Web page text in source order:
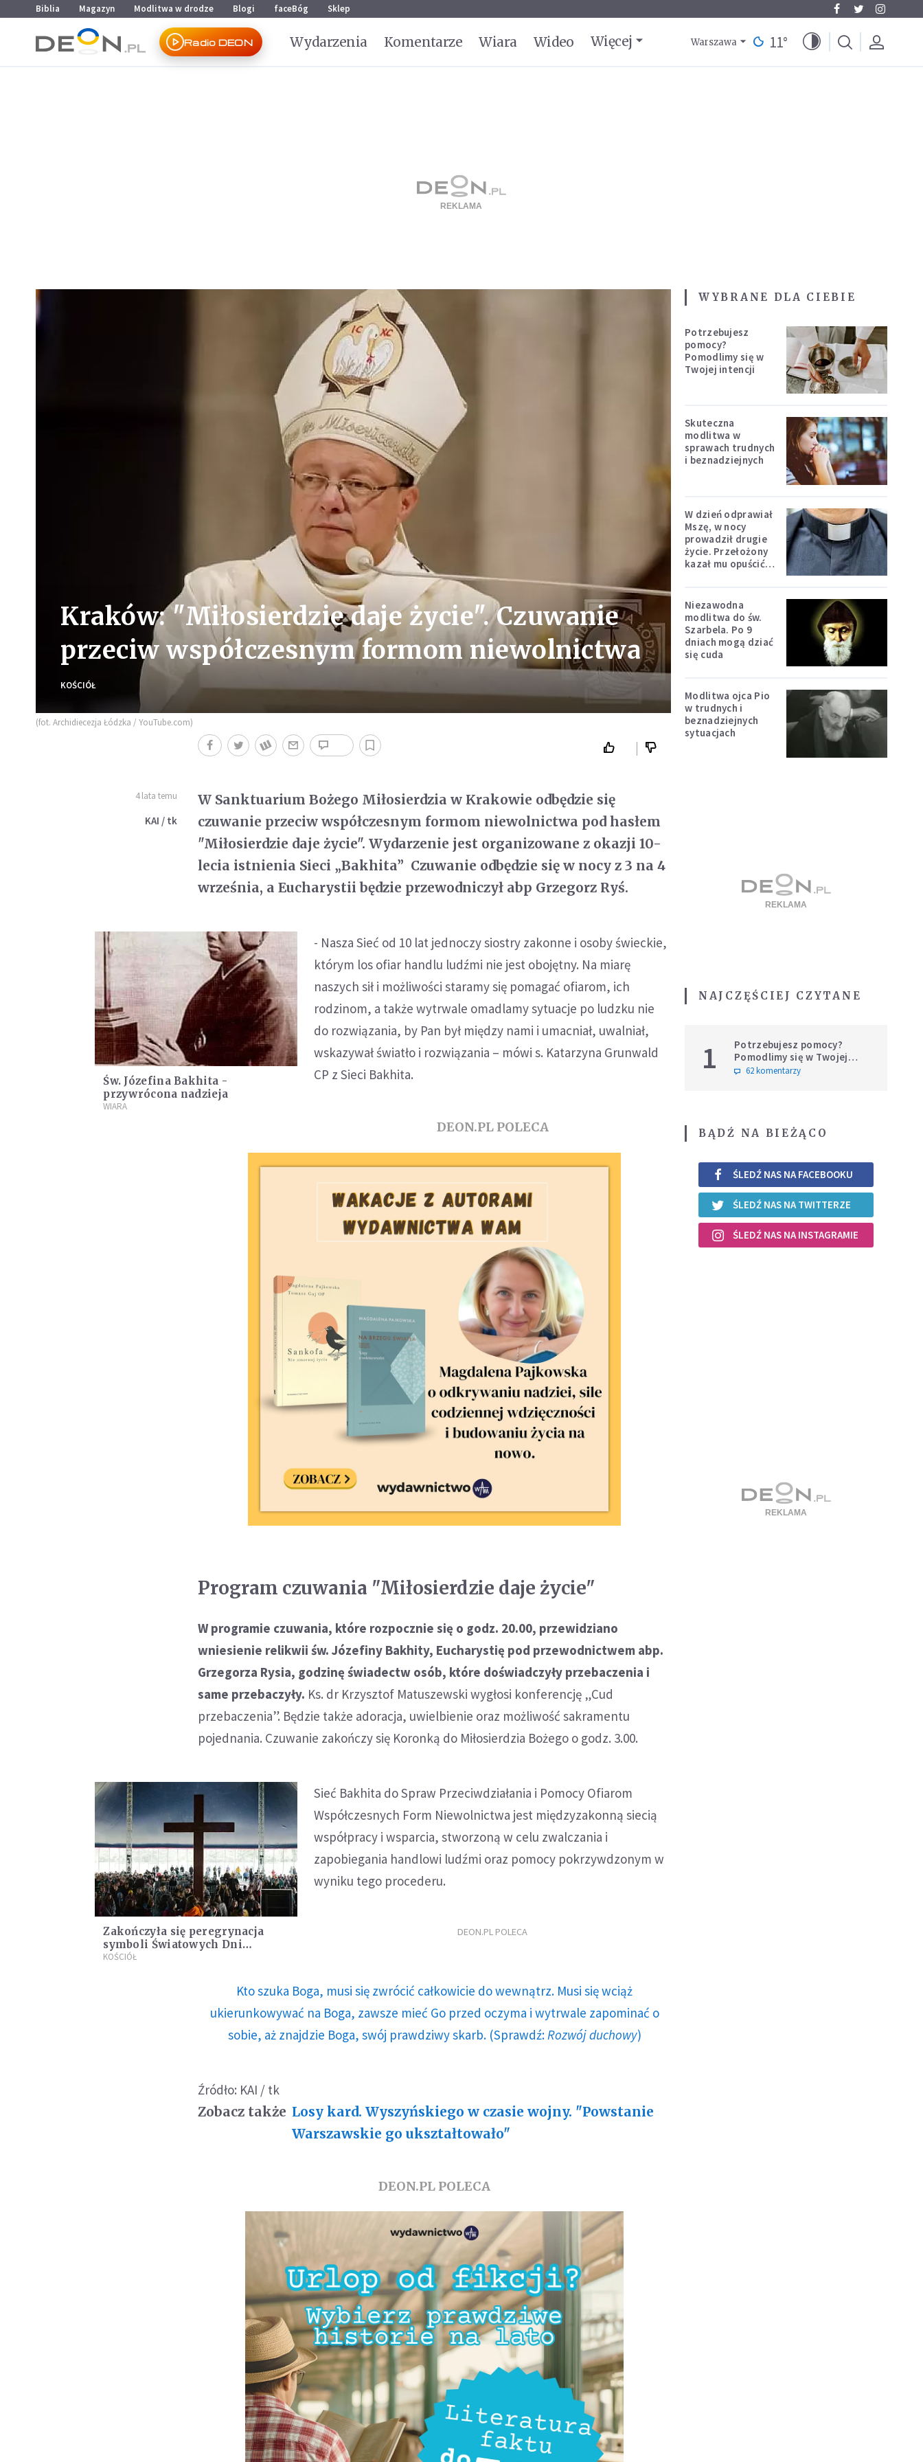
Przejdź do menu głównego
Przejdź do treści
Biblia Magazyn Modlitwa w drodze Blogi faceBóg Sklep
Radio DEON Wydarzenia Komentarze Wiara Wideo Więcej Warszawa 11°
Kraków: "Miłosierdzie daje życie". Czuwanie
przeciw współczesnym formom niewolnictwa
KOŚCIÓŁ
(fot. Archidiecezja Łódzka / YouTube.com)
4 lata temu
KAI / tk
W Sanktuarium Bożego Miłosierdzia w Krakowie odbędzie się
czuwanie przeciw współczesnym formom niewolnictwa pod hasłem
"Miłosierdzie daje życie". Wydarzenie jest organizowane z okazji 10-
lecia istnienia Sieci „Bakhita” Czuwanie odbędzie się w nocy z 3 na 4
września, a Eucharystii będzie przewodniczył abp Grzegorz Ryś.
Św. Józefina Bakhita -
przywrócona nadzieja
WIARA
- Nasza Sieć od 10 lat jednoczy siostry zakonne i osoby świeckie,
którym los ofiar handlu ludźmi nie jest obojętny. Na miarę
naszych sił i możliwości staramy się pomagać ofiarom, ich
rodzinom, a także wytrwale omadlamy sytuacje po ludzku nie
do rozwiązania, by Pan był między nami i umacniał, uwalniał,
wskazywał światło i rozwiązania – mówi s. Katarzyna Grunwald
CP z Sieci Bakhita.
DEON.PL POLECA
Program czuwania "Miłosierdzie daje życie"
W programie czuwania, które rozpocznie się o godz. 20.00, przewidziano
wniesienie relikwii św. Józefiny Bakhity, Eucharystię pod przewodnictwem abp.
Grzegorza Rysia, godzinę świadectw osób, które doświadczyły przebaczenia i
same przebaczyły. Ks. dr Krzysztof Matuszewski wygłosi konferencję „Cud
przebaczenia”. Będzie także adoracja, uwielbienie oraz możliwość sakramentu
pojednania. Czuwanie zakończy się Koronką do Miłosierdzia Bożego o godz. 3.00.
Zakończyła się peregrynacja
symboli Światowych Dni
Młodzieży
KOŚCIÓŁ
Sieć Bakhita do Spraw Przeciwdziałania i Pomocy Ofiarom
Współczesnych Form Niewolnictwa jest międzyzakonną siecią
współpracy i wsparcia, stworzoną w celu zwalczania i
zapobiegania handlowi ludźmi oraz pomocy pokrzywdzonym w
wyniku tego procederu.
DEON.PL POLECA
Kto szuka Boga, musi się zwrócić całkowicie do wewnątrz. Musi się wciąż
ukierunkowywać na Boga, zawsze mieć Go przed oczyma i wytrwale zapominać o
sobie, aż znajdzie Boga, swój prawdziwy skarb. (Sprawdź: Rozwój duchowy)
Źródło: KAI / tk
Zobacz także Losy kard. Wyszyńskiego w czasie wojny. "Powstanie
Warszawskie go ukształtowało"
DEON.PL POLECA
WYBRANE DLA CIEBIE
Potrzebujesz
pomocy?
Pomodlimy się w
Twojej intencji
Skuteczna
modlitwa w
sprawach trudnych
i beznadziejnych
W dzień odprawiał
Mszę, w nocy
prowadził drugie
życie. Przełożony
kazał mu opuścić
Niezawodna
modlitwa do św.
Szarbela. Po 9
dniach mogą dziać
się cuda
Modlitwa ojca Pio
w trudnych i
beznadziejnych
sytuacjach
NAJCZĘŚCIEJ CZYTANE
1
Potrzebujesz pomocy?
Pomodlimy się w Twojej
intencji
62 komentarzy
BĄDŹ NA BIEŻĄCO
ŚLEDŹ NAS NA FACEBOOKU
ŚLEDŹ NAS NA TWITTERZE
ŚLEDŹ NAS NA INSTAGRAMIE